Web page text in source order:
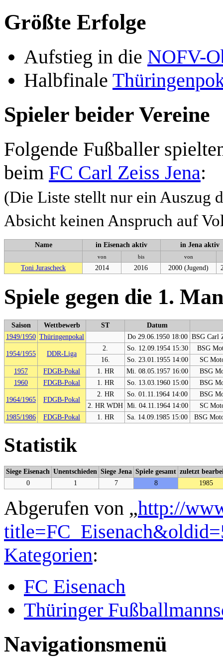
Größte Erfolge
Aufstieg in die NOFV-
Halbfinale
Spieler beider Vereine
Folgende Fußballer
beim FC Carl Zeiss Jena:
(Die Liste stellt nur ein Auszug
Absicht keinen Anspruch auf
Name in Eisenach aktiv in Jena aktiv
von bis von
Toni Jurascheck 2014 2016 2000 (Jugend)
Spiele gegen die 1.
Saison Wettbewerb ST
Datum
1949/1950 Thüringenpokal Do 29.06.1950 18:00 BSG Carl
1954/1955 DDR-Liga
2. So. 12.09.1954 15:30
BSG
16.
So. 23.01.1955 14:00
SC
1957
FDGB-Pokal 1. HR Mi. 08.05.1957 16:00
BSG
1960
FDGB-Pokal 1. HR So. 13.03.1960 15:00 BSG
1964/1965 FDGB-Pokal
2. HR So. 01.11.1964 14:00
BSG
2. HR WDH Mi. 04.11.1964 14:00
SC
1985/1986
FDGB-Pokal 1. HR Sa. 14.09.1985 15:00 BSG
Statistik
Siege Eisenach Unentschieden Siege Jena Spiele gesamt zuletzt
0
1 7 8 1985
Abgerufen von „http://
Kategorien:
FC Eisenach
Thüringer
Navigationsmenü